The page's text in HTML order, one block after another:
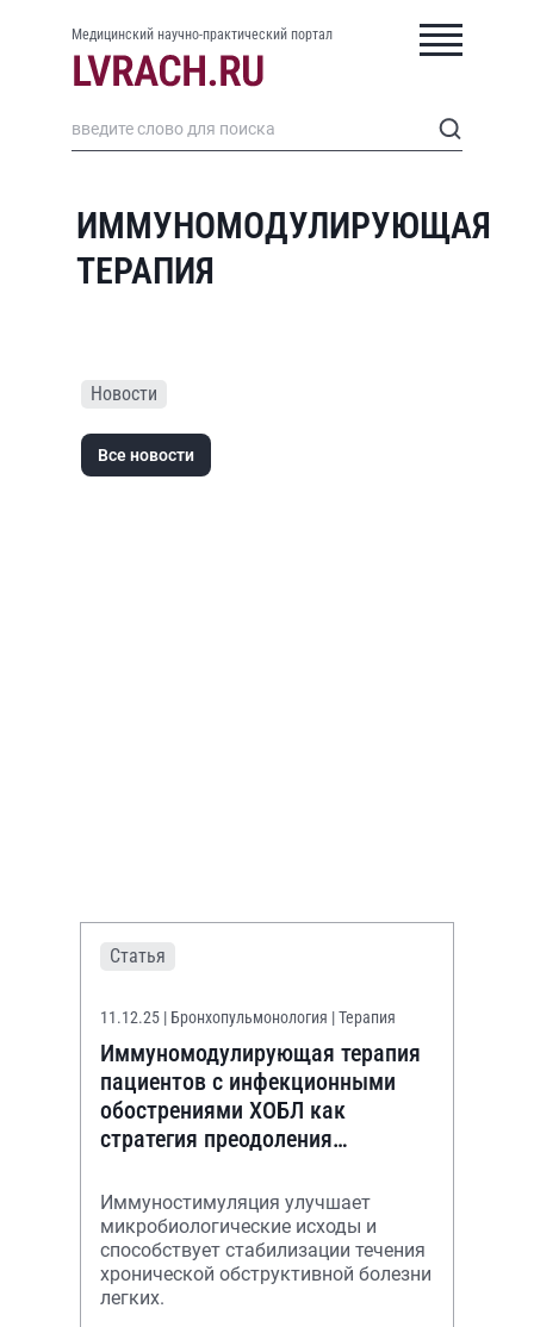
Медицинский научно-практический портал
ИММУНОМОДУЛИРУЮЩАЯ
ТЕРАПИЯ
Новости
Все новости
Статья
11.12.25 | Бронхопульмонология | Терапия
Иммуномодулирующая терапия
пациентов с инфекционными
обострениями ХОБЛ как
стратегия преодоления
Иммуностимуляция улучшает
микробиологические исходы и
способствует стабилизации течения
хронической обструктивной болезни
легких.